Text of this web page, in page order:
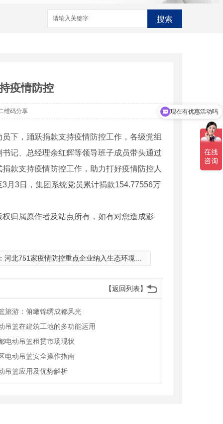
搜索
厂家
疫情防控
维码分享
下，踊跃捐款支持疫情防控工作，各级党组
记、总经理余红辉等领导班子成员带头通过
款支持疫情防控工作，助力打好疫情防控人
月3日，集团系统党员累计捐款154.77556万
归属原作者及站点所有，如有对您造成影
河北751家疫情防控重点企业纳入生态环境监管正面清单
【返回列表】
旅游：俯瞰锦绣成都风光
吊篮在建筑工地的多功能运用
电动吊篮租赁市场现状
电动吊篮安全操作指南
吊篮应用及优势解析
现在有优惠活动吗